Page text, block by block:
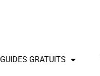
GUIDES GRATUITS